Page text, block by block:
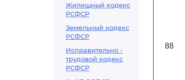
Жилищный кодекс
РСФСР
Земельный кодекс
РСФСР
Исправительно -
трудовой кодекс
РСФСР
88